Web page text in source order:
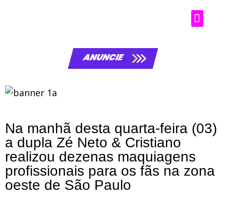
ANUNCIE
Na manhã desta quarta-feira (03)
a dupla Zé Neto & Cristiano
realizou dezenas maquiagens
profissionais para os fãs na zona
oeste de São Paulo